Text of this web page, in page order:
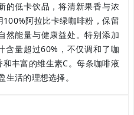
的低卡饮品，将清新果香与浓
阿拉比卡绿咖啡粉，保留
然能量与健康益处。特别添加
含量超过60%，不仅调和了咖
丰富的维生素C。每条咖啡液
活的理想选择。